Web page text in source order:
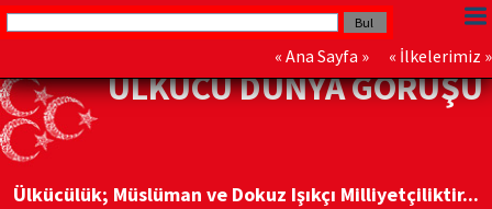
« Ana Sayfa » « İlkelerimiz »
ÜLKÜCÜ DÜNYA GÖRÜŞÜ
Ülkücülük; Müslüman ve Dokuz Işıkçı Milliyetçiliktir...